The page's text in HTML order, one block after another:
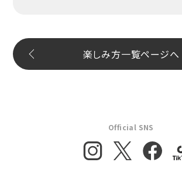
楽しみ方一覧ページへ
Official SNS